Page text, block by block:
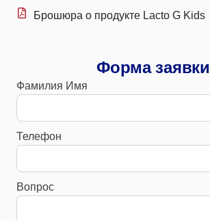
Брошюра о продукте Lacto G Kids
Форма заявки
Фамилия Имя
Телефон
Вопрос